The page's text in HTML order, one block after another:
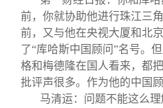
前，你就协助他进行珠江三
前，又与他在央视大厦和北京
了“库哈斯中国顾问”名号。
格和梅德隆在国人看来，都
批评声很多。作为他的中国
马清运：问题不能这么